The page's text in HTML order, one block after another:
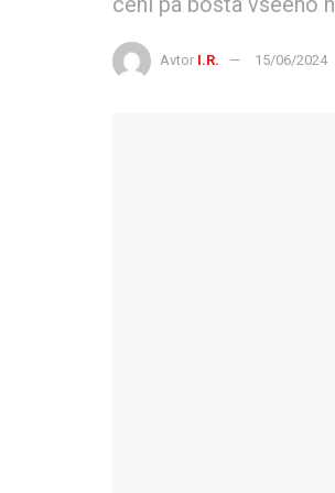
Avtor I.R. 15/06/2024